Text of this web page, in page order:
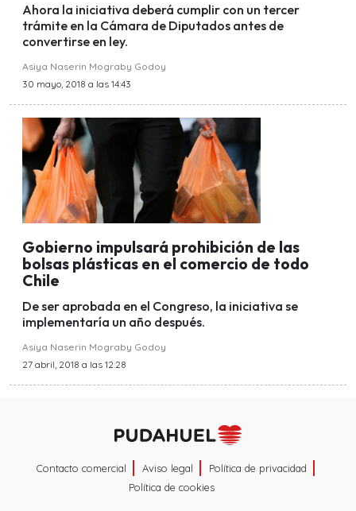
Ahora la iniciativa deberá cumplir con un tercer
trámite en la Cámara de Diputados antes de
convertirse en ley.
Asiya Naserin Mograby Godoy
30 mayo, 2018 a las 14:43
Gobierno impulsará prohibición de las
bolsas plásticas en el comercio de todo
Chile
De ser aprobada en el Congreso, la iniciativa se
implementaría un año después.
Asiya Naserin Mograby Godoy
27 abril, 2018 a las 12:28
Contacto comercial Aviso legal
Política de privacidad
Política de cookies